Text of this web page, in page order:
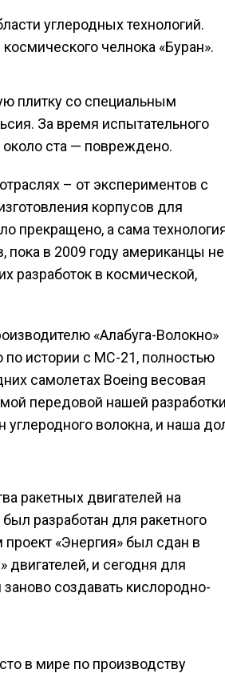
углеродных технологий.
челнока «Буран».
плитку со специальным
За время испытательного
около ста — повреждено.
– от экспериментов с
корпусов для
прекращено, а сама
пока в 2009 году американцы не
разработок в космической,
«Алабуга-Волокно»
по истории с МС-21, полностью
самолетах Boeing весовая
передовой нашей
волокна, и наша
ракетных двигателей на
разработан для ракетного
«Энергия» был сдан в
двигателей, и сегодня для
создавать кислородно-
в мире по производству